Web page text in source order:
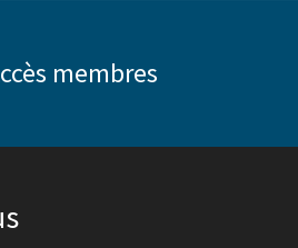
membres